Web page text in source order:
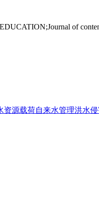
of
资源载荷自来水管理洪水